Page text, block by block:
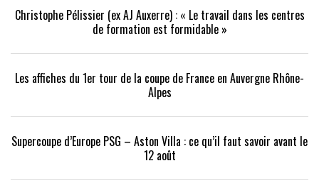
Christophe Pélissier (ex AJ Auxerre) : « Le travail dans les centres
de formation est formidable »
Les affiches du 1er tour de la coupe de France en Auvergne Rhône-
Alpes
Supercoupe d’Europe PSG – Aston Villa : ce qu’il faut savoir avant le
12 août